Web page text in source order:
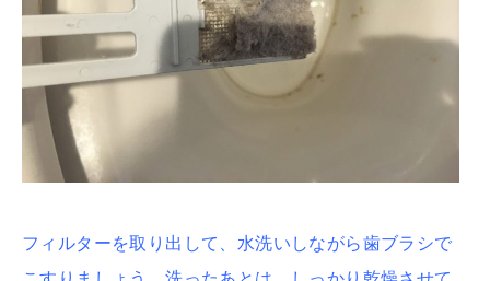
フィルターを取り出して、水洗いしながら歯ブラシで